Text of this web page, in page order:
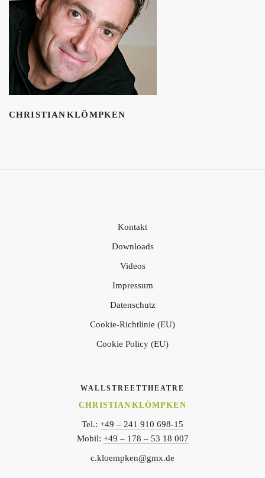
CHRISTIAN KLÖMPKEN
Kontakt
Downloads
Videos
Impressum
Datenschutz
Cookie-Richtlinie (EU)
Cookie Policy (EU)
WALLSTREETTHEATRE
CHRISTIAN KLÖMPKEN
Tel.: +49 – 241 910 698-15
Mobil: +49 – 178 – 53 18 007
c.kloempken@gmx.de